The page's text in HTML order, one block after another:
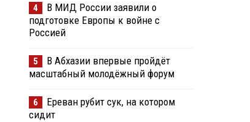
4
В МИД России заявили о
подготовке Европы к войне с
Россией
5
В Абхазии впервые пройдёт
масштабный молодёжный форум
6
Ереван рубит сук, на котором
сидит